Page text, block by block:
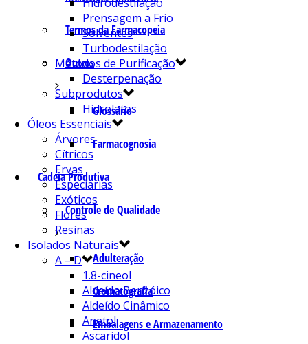
Termos da Farmacopeia
Outros
Glossário
Farmacognosia
Cadeia Produtiva
Controle de Qualidade
Adulteração
Cromatografia
Embalagens e Armazenamento
Prensagem a Frio
Solventes
Turbodestilação
Métodos de Purificação
Desterpenação
Subprodutos
Hidrolatos
Óleos Essenciais
Árvores
Cítricos
Ervas
Especiarias
Exóticos
Flores
Resinas
Isolados Naturais
A – D
1.8-cineol
Aldeído Benzóico
Aldeído Cinâmico
Anetol
Ascaridol